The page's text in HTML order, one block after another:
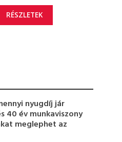
RÉSZLETEK
nyugdíj jár
40 év munkaviszony
meglephet az